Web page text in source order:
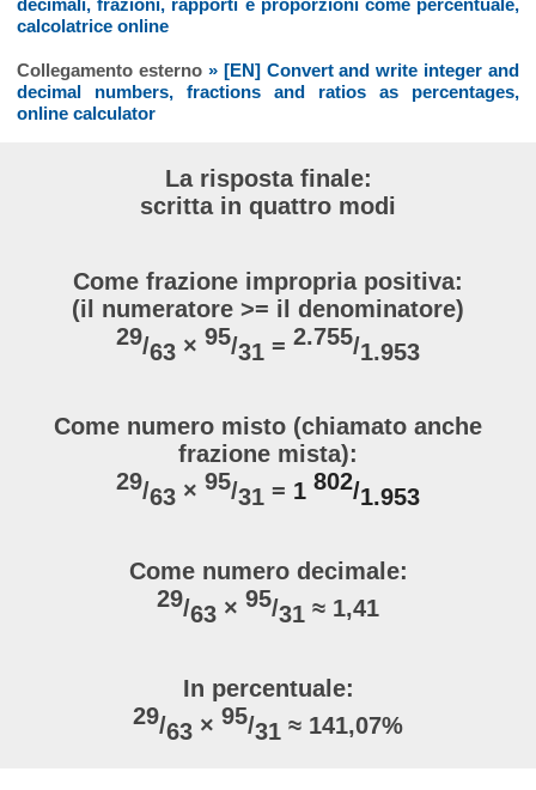
decimali, frazioni, rapporti e proporzioni come percentuale,
calcolatrice online
Collegamento esterno » [EN] Convert and write integer and
decimal numbers, fractions and ratios as percentages,
online calculator
La risposta finale:
scritta in quattro modi
Come frazione impropria positiva:
(il numeratore >= il denominatore)
29/63 × 95/31 = 2.755/1.953
Come numero misto (chiamato anche
frazione mista):
29/63 × 95/31 = 1 802/1.953
Come numero decimale:
29/63 × 95/31 ≈ 1,41
In percentuale:
29/63 × 95/31 ≈ 141,07%